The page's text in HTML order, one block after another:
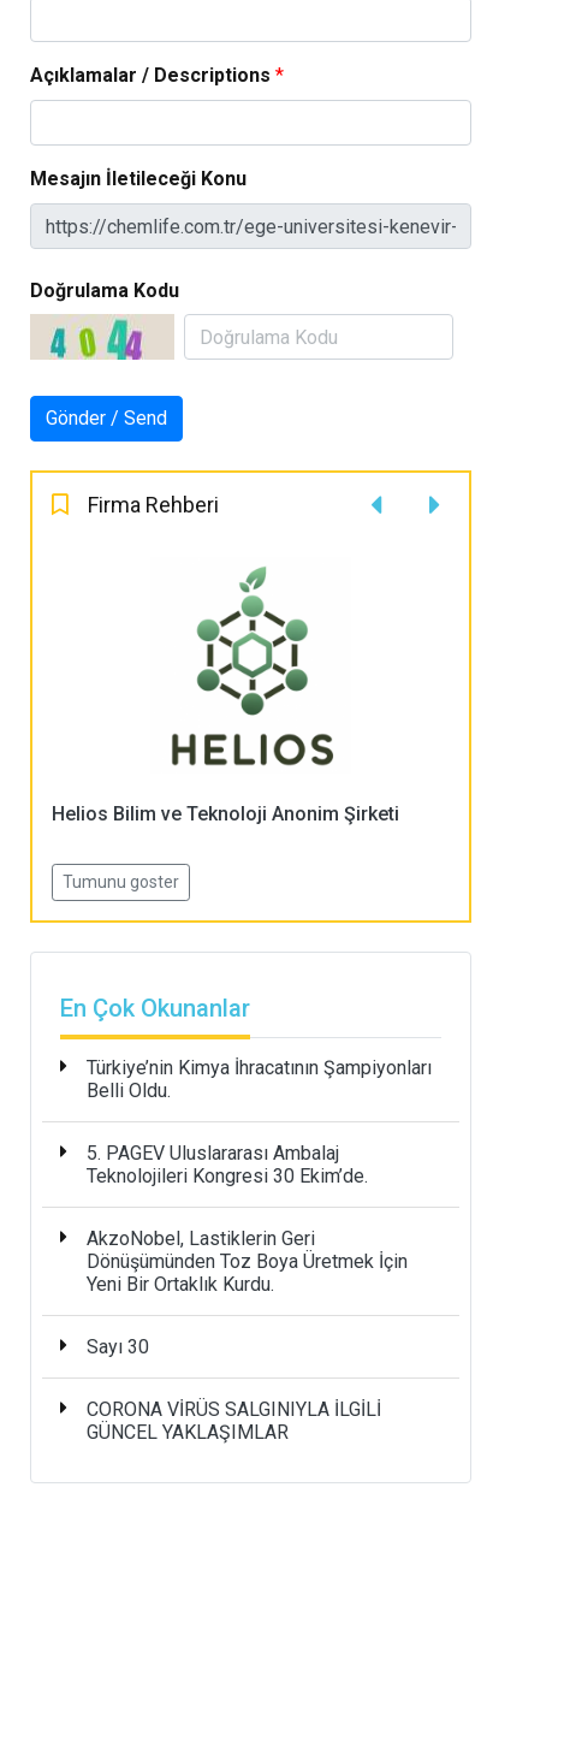
Açıklamalar / Descriptions *
Mesajın İletileceği Konu
Doğrulama Kodu
Firma Rehberi
Helios Bilim ve Teknoloji Anonim Şirketi
Tumunu goster
En Çok Okunanlar
Türkiye’nin Kimya İhracatının Şampiyonları
Belli Oldu.
5. PAGEV Uluslararası Ambalaj
Teknolojileri Kongresi 30 Ekim’de.
AkzoNobel, Lastiklerin Geri
Dönüşümünden Toz Boya Üretmek İçin
Yeni Bir Ortaklık Kurdu.
Sayı 30
CORONA VİRÜS SALGINIYLA İLGİLİ
GÜNCEL YAKLAŞIMLAR